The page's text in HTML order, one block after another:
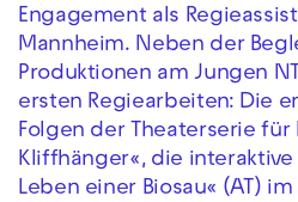
Engagement als
Mannheim. Neben der
Produktionen am Jungen
ersten Regiearbeiten: Die
Folgen der Theaterserie
Kliffhänger«, die interaktive
Leben einer Biosau« (AT)